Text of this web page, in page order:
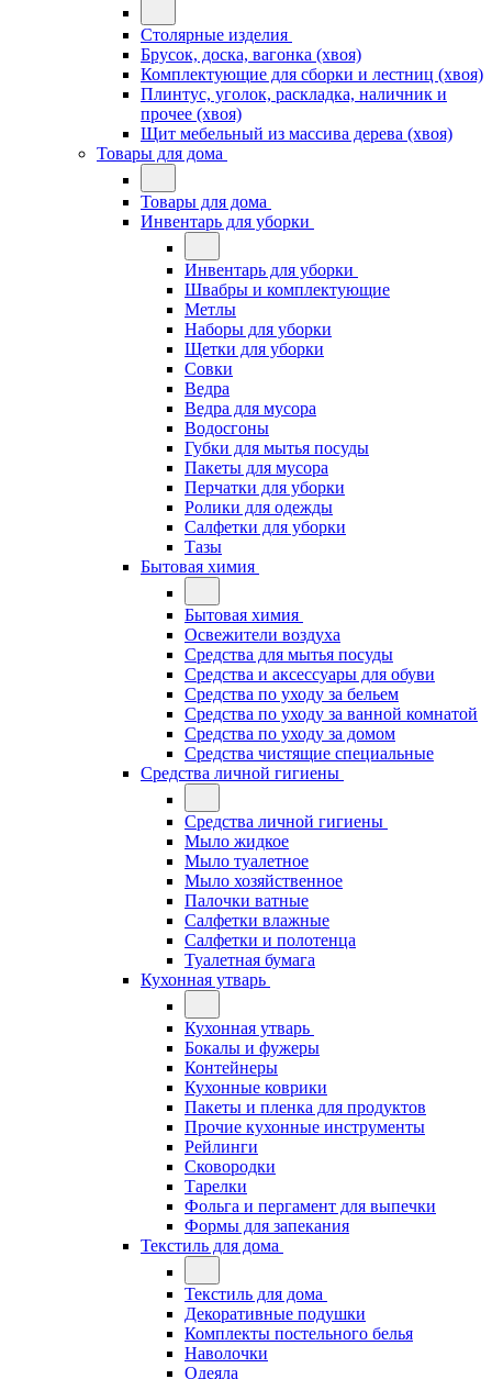
Столярные изделия
Брусок, доска, вагонка (хвоя)
Комплектующие для сборки и лестниц (хвоя)
Плинтус, уголок, раскладка, наличник и
прочее (хвоя)
Щит мебельный из массива дерева (хвоя)
Товары для дома
Товары для дома
Инвентарь для уборки
Инвентарь для уборки
Швабры и комплектующие
Метлы
Наборы для уборки
Щетки для уборки
Совки
Ведра
Ведра для мусора
Водосгоны
Губки для мытья посуды
Пакеты для мусора
Перчатки для уборки
Ролики для одежды
Салфетки для уборки
Тазы
Бытовая химия
Бытовая химия
Освежители воздуха
Средства для мытья посуды
Средства и аксессуары для обуви
Средства по уходу за бельем
Средства по уходу за ванной комнатой
Средства по уходу за домом
Средства чистящие специальные
Средства личной гигиены
Средства личной гигиены
Мыло жидкое
Мыло туалетное
Мыло хозяйственное
Палочки ватные
Салфетки влажные
Салфетки и полотенца
Туалетная бумага
Кухонная утварь
Кухонная утварь
Бокалы и фужеры
Контейнеры
Кухонные коврики
Пакеты и пленка для продуктов
Прочие кухонные инструменты
Рейлинги
Сковородки
Тарелки
Фольга и пергамент для выпечки
Формы для запекания
Текстиль для дома
Текстиль для дома
Декоративные подушки
Комплекты постельного белья
Наволочки
Одеяла